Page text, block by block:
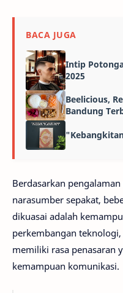
BACA JUGA
Intip
2025
Beelicious,
Bandung
Berdasarkan
narasumber sepakat,
dikuasai adalah
perkembangan
memiliki rasa penasaran
kemampuan komunikasi.